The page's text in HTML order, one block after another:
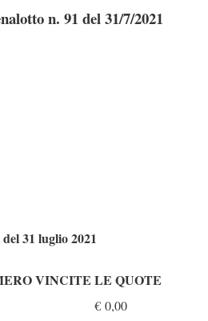
n. 91 del 31/7/2021
31 luglio 2021
VINCITE LE QUOTE
€ 0,00